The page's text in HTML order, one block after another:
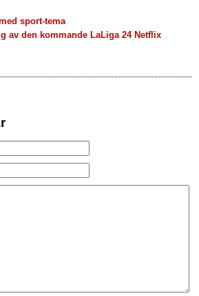
sport-tema
av den kommande LaLiga 24 Netflix